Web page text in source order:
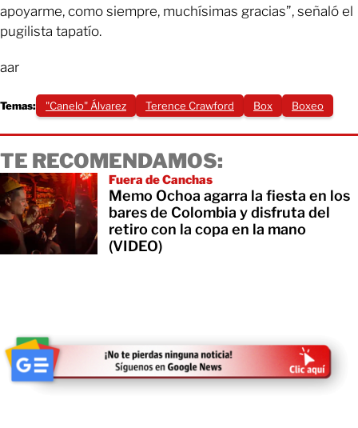
apoyarme, como siempre, muchísimas gracias”, señaló el
pugilista tapatío.
aar
Temas: "Canelo" Álvarez Terence Crawford Box Boxeo
TE RECOMENDAMOS:
Fuera de Canchas
Memo Ochoa agarra la fiesta en los
bares de Colombia y disfruta del
retiro con la copa en la mano
(VIDEO)